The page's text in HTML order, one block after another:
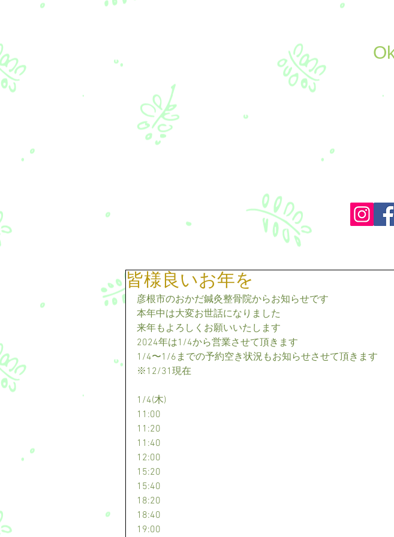
皆様良いお年を
彦根市のおかだ鍼灸整骨院からお知らせです
本年中は大変お世話になりました
来年もよろしくお願いいたします
2024年は1/4から営業させて頂きます
1/4〜1/6までの予約空き状況もお知らせさせて頂きます
※12/31現在
1/4(木)
11:00
11:20
11:40
12:00
15:20
15:40
18:20
18:40
19:00